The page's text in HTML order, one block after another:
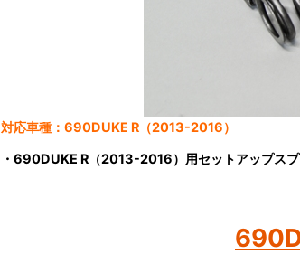
対応車種：690DUKE R（2013-2016）
・690DUKE R（2013-2016）用セットアップス